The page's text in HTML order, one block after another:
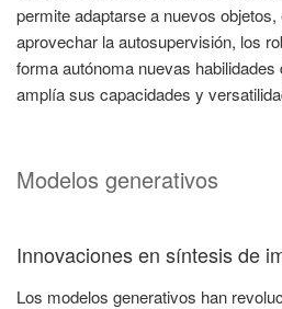
permite adaptarse a nuevos
aprovechar la autosupervisión, los
forma autónoma nuevas
amplía sus capacidades y
Modelos generativos
Innovaciones en síntesis de
Los modelos generativos han